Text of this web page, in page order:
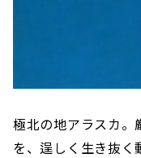
極北の地アラスカ。
を、逞しく生き抜く